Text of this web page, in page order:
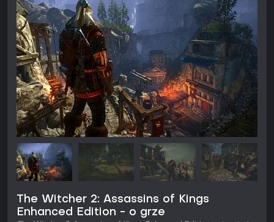
The Witcher 2: Assassins of Kings
Enhanced Edition - o grze